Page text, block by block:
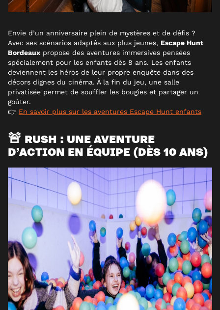
Envie d’un anniversaire plein de mystères et de défis ?
Avec ses scénarios adaptés aux plus jeunes, Escape Hunt
Bordeaux propose des aventures immersives pensées
spécialement pour les enfants dès 8 ans. Les enfants
deviennent les héros de leur propre enquête dans des
décors dignes du cinéma. À la fin du jeu, une salle
privatisée permet de souffler les bougies et partager un
goûter.
👉 En savoir plus sur les aventures Escape Hunt enfants
🚨 RUSH : UNE AVENTURE
D’ACTION EN ÉQUIPE (DÈS 10 ANS)